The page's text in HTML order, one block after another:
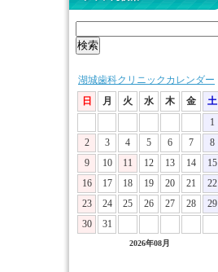
湖城歯科クリニックカレンダー
日
月 火 水 木 金
土
1
2
3 4 5 6 7
8
9
10 11 12 13 14
15
16
17 18 19 20 21
22
23
24 25 26 27 28
29
30
31
2026年08月